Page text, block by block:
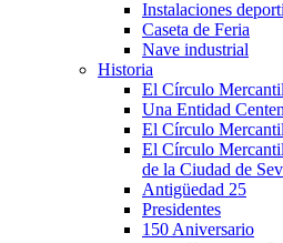
Instalaciones
Caseta de Feria
Nave industrial
Historia
El Círculo
Una Entidad
El Círculo
El Círculo
de la Ciudad de
Antigüedad 25
Presidentes
150 Aniversario